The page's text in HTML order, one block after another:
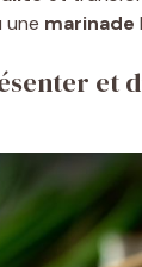
une marinade
et